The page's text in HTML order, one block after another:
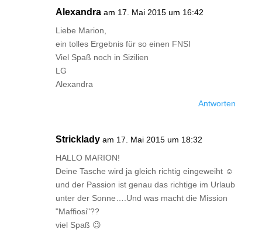
Alexandra am 17. Mai 2015 um 16:42
Liebe Marion,
ein tolles Ergebnis für so einen FNSI
Viel Spaß noch in Sizilien
LG
Alexandra
Antworten
Stricklady am 17. Mai 2015 um 18:32
HALLO MARION!
Deine Tasche wird ja gleich richtig eingeweiht ☺
und der Passion ist genau das richtige im Urlaub
unter der Sonne….Und was macht die Mission
"Maffiosi"??
viel Spaß 😉